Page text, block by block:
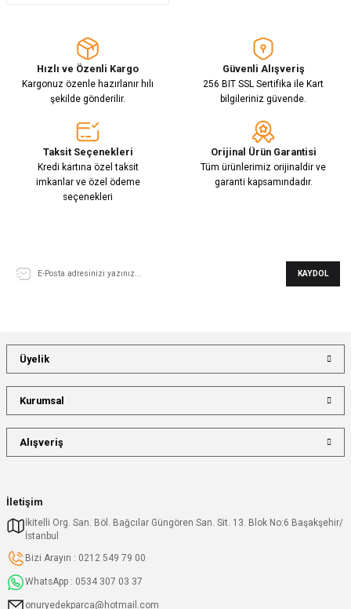
Hızlı ve Özenli Kargo
Kargonuz özenle hazırlanır hılı
şekilde gönderilir.
Güvenli Alışveriş
256 BIT SSL Sertifika ile Kart
bilgileriniz güvende.
Taksit Seçenekleri
Kredi kartına özel taksit
imkanlar ve özel ödeme
seçenekleri
Orijinal Ürün Garantisi
Tüm ürünlerimiz orijinaldir ve
garanti kapsamındadır.
KAYDOL
İletişim
İkitelli Org. San. Böl. Bağcılar Güngören San. Sit. 13. Blok No:6 Başakşehir/
İstanbul
Bizi Arayın : 0212 549 79 00
WhatsApp : 0534 307 03 37
onuryedekparca@hotmail.com
Üyelik
Kurumsal
Alışveriş